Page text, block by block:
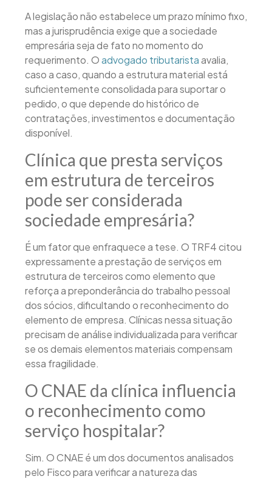
A legislação não estabelece um prazo mínimo fixo,
mas a jurisprudência exige que a sociedade
empresária seja de fato no momento do
requerimento. Oadvogado tributaristaavalia,
caso a caso, quando a estrutura material está
suficientemente consolidada para suportar o
pedido, o que depende do histórico de
contratações, investimentos e documentação
disponível.
Clínica que presta serviços
em estrutura de terceiros
pode ser considerada
sociedade empresária?
É um fator que enfraquece a tese. O TRF4 citou
expressamente a prestação de serviços em
estrutura de terceiros como elemento que
reforça a preponderância do trabalho pessoal
dos sócios, dificultando o reconhecimento do
elemento de empresa. Clínicas nessa situação
precisam de análise individualizada para verificar
se os demais elementos materiais compensam
essa fragilidade.
O CNAE da clínica influencia
o reconhecimento como
serviço hospitalar?
Sim. O CNAE é um dos documentos analisados
pelo Fisco para verificar a natureza das